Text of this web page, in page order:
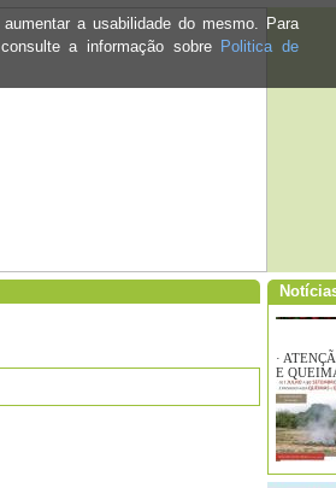
a usabilidade do mesmo. Para
a informação sobre Politica de
·Abertura
·